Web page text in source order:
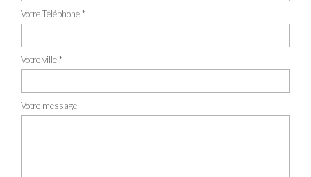
Votre Téléphone *
Votre ville *
Votre message